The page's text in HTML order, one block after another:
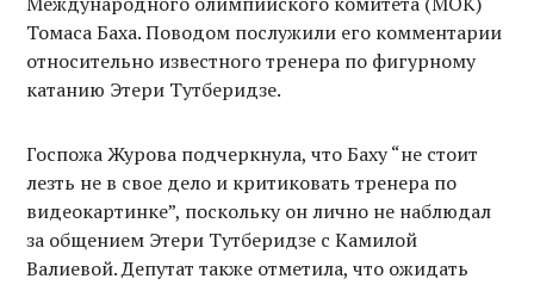
Томаса Баха. Поводом послужили его комментарии
относительно известного тренера по фигурному
катанию Этери Тутберидзе.
Госпожа Журова подчеркнула, что Баху “не стоит
лезть не в свое дело и критиковать тренера по
видеокартинке”, поскольку он лично не наблюдал
за общением Этери Тутберидзе с Камилой
Валиевой. Депутат также отметила, что ожидать